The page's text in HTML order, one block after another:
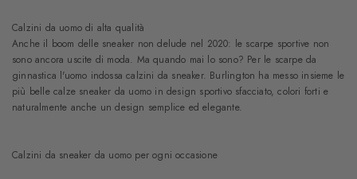
Calzini da uomo di alta qualità
Anche il boom delle sneaker non delude nel 2020: le scarpe sportive non
sono ancora uscite di moda. Ma quando mai lo sono? Per le scarpe da
ginnastica l'uomo indossa calzini da sneaker. Burlington ha messo insieme le
più belle calze sneaker da uomo in design sportivo sfacciato, colori forti e
naturalmente anche un design semplice ed elegante.
Calzini da sneaker da uomo per ogni occasione